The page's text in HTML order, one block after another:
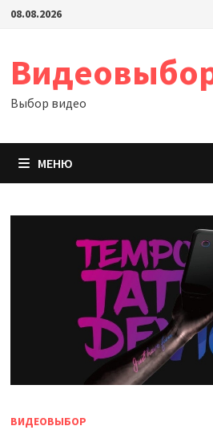
Перейти
08.08.2026
Выбор видео
МЕНЮ
ВИДЕОВЫБОР